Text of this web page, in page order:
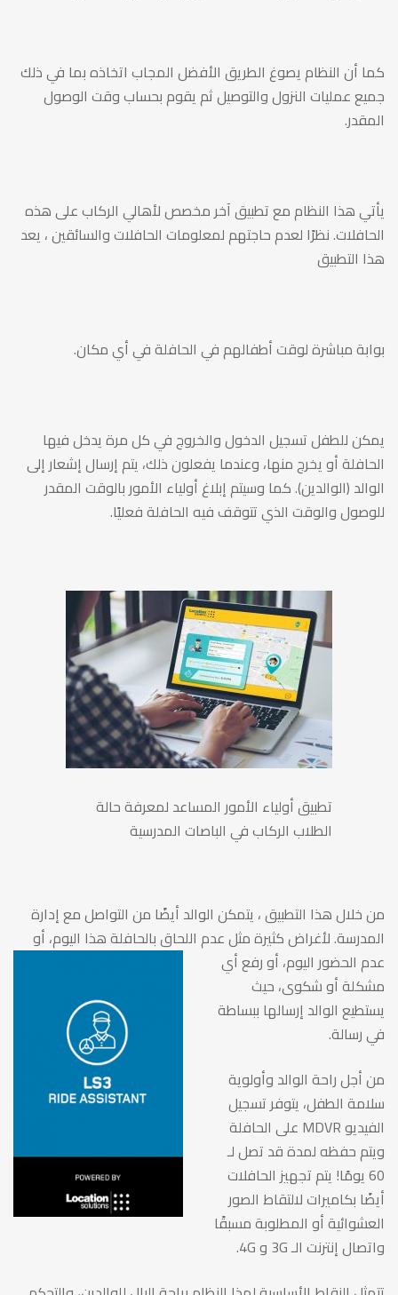
كما أن النظام يصوغ الطريق الأفضل المجاب اتخاذه بما في ذلك
جميع عمليات النزول والتوصيل ثم يقوم بحساب وقت الوصول
المقدر.
يأتي هذا النظام مع تطبيق آخر مخصص لأهالي الركاب على هذه
الحافلات. نظرًا لعدم حاجتهم لمعلومات الحافلات والسائقين ، يعد
هذا التطبيق
بوابة مباشرة لوقت أطفالهم في الحافلة في أي مكان.
يمكن للطفل تسجيل الدخول والخروج في كل مرة يدخل فيها
الحافلة أو يخرج منها، وعندما يفعلون ذلك، يتم إرسال إشعار إلى
الوالد (الوالدين). كما وسيتم إبلاغ أولياء الأمور بالوقت المقدر
للوصول والوقت الذي تتوقف فيه الحافلة فعليًا.
تطبيق أولياء الأمور المساعد لمعرفة حالة
الطلاب الركاب في الباصات المدرسية
من خلال هذا التطبيق ، يتمكن الوالد أيضًا من التواصل مع إدارة
المدرسة. لأغراض كثيرة مثل عدم اللحاق بالحافلة هذا اليوم، أو
عدم الحضور اليوم، أورفع أي
مشكلة أو شكوى، حيث
يستطيع الوالد إرسالها ببساطة
في رسالة.
من أجل راحة الوالد وأولوية
سلامة الطفل، يتوفر تسجيل
الفيديو MDVR على الحافلة
ويتم حفظه لمدة قد تصل لـ
60 يومًا! يتم تجهيز الحافلات
أيضًا بكاميرات لالتقاط الصور
العشوائية أو المطلوبة مسبقًا
واتصال إنترنت الـ 3G و 4G.